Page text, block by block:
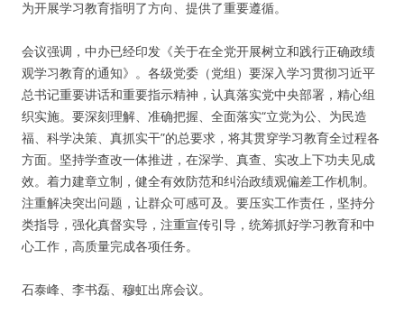
为开展学习教育指明了方向、提供了重要遵循。
会议强调，中办已经印发《关于在全党开展树立和践行正确政绩
观学习教育的通知》。各级党委（党组）要深入学习贯彻习近平
总书记重要讲话和重要指示精神，认真落实党中央部署，精心组
织实施。要深刻理解、准确把握、全面落实“立党为公、为民造
福、科学决策、真抓实干”的总要求，将其贯穿学习教育全过程各
方面。坚持学查改一体推进，在深学、真查、实改上下功夫见成
效。着力建章立制，健全有效防范和纠治政绩观偏差工作机制。
注重解决突出问题，让群众可感可及。要压实工作责任，坚持分
类指导，强化真督实导，注重宣传引导，统筹抓好学习教育和中
心工作，高质量完成各项任务。
石泰峰、李书磊、穆虹出席会议。